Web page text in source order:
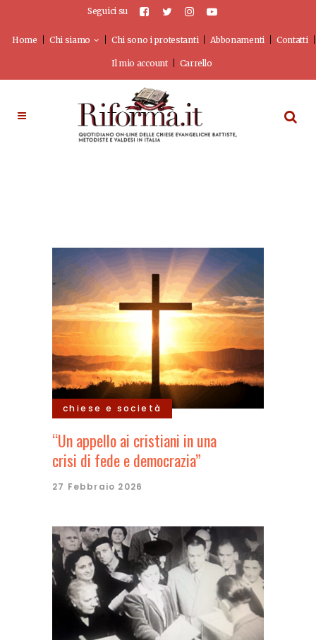
Seguici su
Home Chi siamo Chi sono i protestanti Abbonamenti Contatti
Il mio account Carrello
chiese e società
“Un appello ai cristiani in una
crisi di fede e democrazia”
27 Febbraio 2026